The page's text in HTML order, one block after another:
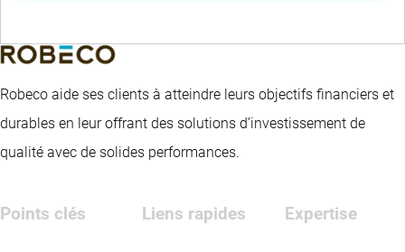
Robeco aide ses clients à atteindre leurs objectifs financiers et
durables en leur offrant des solutions d’investissement de
qualité avec de solides performances.
Points clés Liens rapides Expertise